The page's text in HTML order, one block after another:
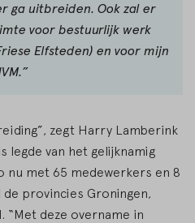
ga uitbreiden. Ook zal er
voor bestuurlijk werk
Elfsteden) en voor mijn
zegt Harry Lamberink
legde van het gelijknamig
nu met 65 medewerkers en 8
provincies Groningen,
“Met deze overname in